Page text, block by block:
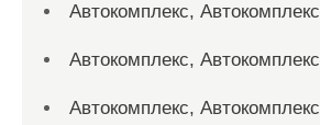
Автокомплекс, Автокомплекс
Автокомплекс, Автокомплекс
Автокомплекс, Автокомплекс